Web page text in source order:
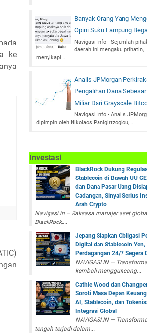
ke
Banyak Orang Yang
Opini Suku Lampung Begal
Navigasi Info - Sejumlah
daerah ini mengaku prihatin,
menyikapi…
Analis JPMorgan
Pengalihan Dana
Miliar Dari Grayscale
Navigasi Info - Analis
dipimpin oleh Nikolaos Panigirtzoglou,…
Investasi
BlackRock Dukung
Stablecoin di Bawah UU
dan Dana Pasar Uang
Cadangan, Sinyal Serius
Arah Crypto
Navigasi.in – Raksasa manajer aset
BlackRock,...
Jepang Siapkan Obligasi
Digital dan Stablecoin Yen,
Perdagangan 24/7 Segera
NAVIGASI.IN —
kembali mengguncang...
Cathie Wood dan
Soroti Masa Depan
AI, Stablecoin, dan
Integrasi Global
NAVIGASI.IN —
tengah terjadi dalam...